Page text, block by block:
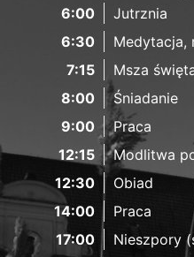
6:00
Jutrznia
6:30
Medytacja,
7:15
Msza
8:00
Śniadanie
9:00
Praca
12:15
Modlitwa
12:30
Obiad
14:00
Praca
17:00
Nieszpory